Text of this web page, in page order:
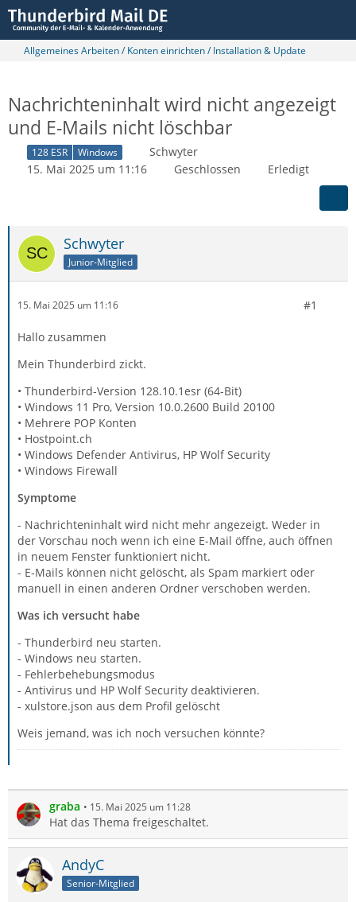
Allgemeines Arbeiten / Konten einrichten / Installation & Update
Nachrichteninhalt wird nicht angezeigt
und E-Mails nicht löschbar
128 ESR Windows
Schwyter
15. Mai 2025 um 11:16
Geschlossen Erledigt
Schwyter
Junior-Mitglied
15. Mai 2025 um 11:16 #1
Hallo zusammen
Mein Thunderbird zickt.
• Thunderbird-Version 128.10.1esr (64-Bit)
• Windows 11 Pro, Version 10.0.2600 Build 20100
• Mehrere POP Konten
• Hostpoint.ch
• Windows Defender Antivirus, HP Wolf Security
• Windows Firewall
Symptome
- Nachrichteninhalt wird nicht mehr angezeigt. Weder in
der Vorschau noch wenn ich eine E-Mail öffne, auch öffnen
in neuem Fenster funktioniert nicht.
- E-Mails können nicht gelöscht, als Spam markiert oder
manuell in einen anderen Ordner verschoben werden.
Was ich versucht habe
- Thunderbird neu starten.
- Windows neu starten.
- Fehlerbehebungsmodus
- Antivirus und HP Wolf Security deaktivieren.
- xulstore.json aus dem Profil gelöscht
Weis jemand, was ich noch versuchen könnte?
graba 15. Mai 2025 um 11:28
Hat das Thema freigeschaltet.
AndyC
Senior-Mitglied